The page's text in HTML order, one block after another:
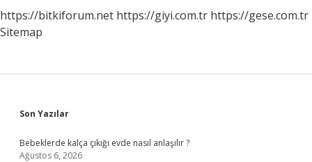
https://bitkiforum.net https://giyi.com.tr https://gese.com.tr
Sitemap
Sidebar
Son Yazılar
Bebeklerde kalça çıkığı evde nasıl anlaşılır ?
Ağustos 6, 2026